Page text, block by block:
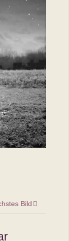
Bild